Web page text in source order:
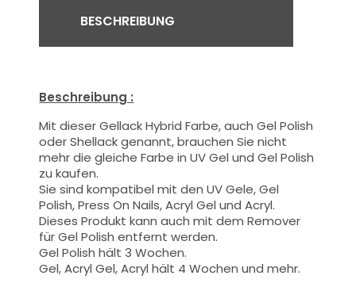
BESCHREIBUNG
Beschreibung :
Mit dieser Gellack Hybrid Farbe, auch Gel Polish
oder Shellack genannt, brauchen Sie nicht
mehr die gleiche Farbe in UV Gel und Gel Polish
zu kaufen.
Sie sind kompatibel mit den UV Gele, Gel
Polish, Press On Nails, Acryl Gel und Acryl.
Dieses Produkt kann auch mit dem Remover
für Gel Polish entfernt werden.
Gel Polish hält 3 Wochen.
Gel, Acryl Gel, Acryl hält 4 Wochen und mehr.